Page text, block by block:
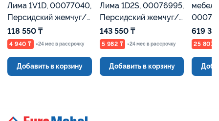
Лима 1V1D, 00077040,
Персидский жемчуг/
Мадура, Евромебель
118 550 ₸
4 940 ₸ ×24 мес в рассрочку
Добавить в корзину
Лима 1D2S, 00076995,
Персидский жемчуг/
Мадура, Евромебель
143 550 ₸
5 982 ₸ ×24 мес в рассрочку
Добавить в корзину
619
25 807